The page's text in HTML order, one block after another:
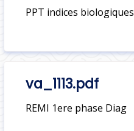
PPT indices biologiques
va_1113.pdf
REMI 1ere phase Diag